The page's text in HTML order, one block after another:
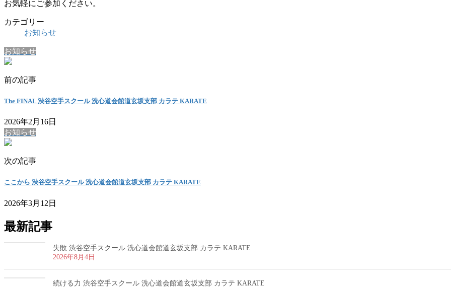
お気軽にご参加ください。
カテゴリー
お知らせ
お知らせ
前の記事
The FINAL 渋谷空手スクール 洗心道会館道玄坂支部 カラテ KARATE
2026年2月16日
お知らせ
次の記事
ここから 渋谷空手スクール 洗心道会館道玄坂支部 カラテ KARATE
2026年3月12日
最新記事
失敗 渋谷空手スクール 洗心道会館道玄坂支部 カラテ KARATE
2026年8月4日
続ける力 渋谷空手スクール 洗心道会館道玄坂支部 カラテ KARATE